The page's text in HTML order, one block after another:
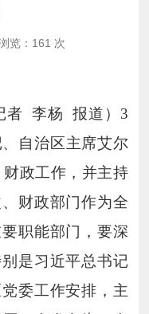
览： 161 次
者 李杨 报道） 3
自治区主席艾尔
政工作，并主持
财政部门作为全
职能部门，要深
是习近平总书记
委工作安排，主